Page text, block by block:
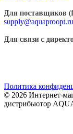
Для поставщиков
supply@aquaproopt.ru
Для связи с
Политика
© 2026 Интернет-
дистрибьютор